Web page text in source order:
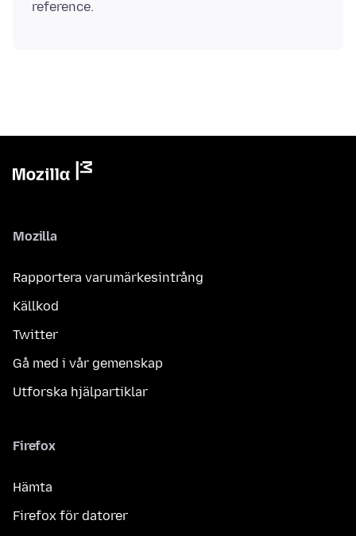
Mozilla
Rapportera varumärkesintrång
Källkod
Twitter
Gå med i vår gemenskap
Utforska hjälpartiklar
Firefox
Hämta
Firefox för datorer